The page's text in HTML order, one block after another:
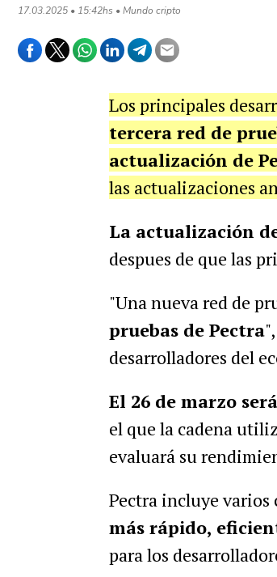
17.03.2025 • 15:42hs • Mundo cripto
Los principales
tercera red de
actualización de
las actualizaciones
La actualización
despues de que las
"Una nueva red de
pruebas de Pectra
desarrolladores del
El 26 de marzo
el que la cadena
evaluará su
Pectra incluye varios
más rápido,
para los